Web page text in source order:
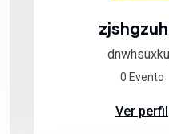
0 Evento
Ver perfil